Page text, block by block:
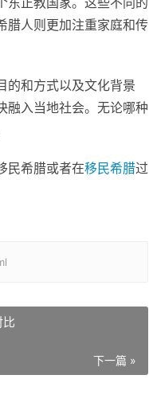
腊人则更加注重家庭和传
的和方式以及文化背景
融入当地社会。无论哪种
民希腊或者在移民希腊过
下一篇 »